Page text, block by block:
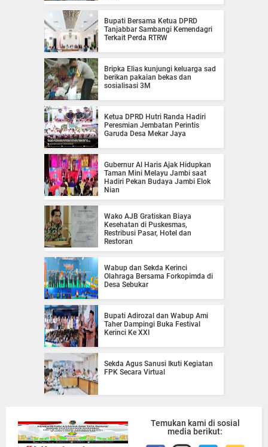
Bupati Bersama Ketua DPRD
Tanjabbar Sambangi Kemendagri
Terkait Perda RTRW
Bripka Elias kunjungi keluarga sad
berikan pakaian bekas dan
sosialisasi 3M
Ketua DPRD Hutri Randa Hadiri
Peresmian Jembatan Perintis
Garuda Desa Mekar Jaya
Gubernur Al Haris Ajak Hidupkan
Taman Mini Melayu Jambi saat
Hadiri Pekan Budaya Jambi Elok
Nian
Wako AJB Gratiskan Biaya
Kesehatan di Puskesmas,
Restribusi Pasar, Hotel dan
Restoran
Wabup dan Sekda Kerinci
Olahraga Bersama Forkopimda di
Desa Sebukar
Bupati Adirozal dan Wabup Ami
Taher Dampingi Buka Festival
Kerinci Ke XXI
Sekda Agus Sanusi Ikuti Kegiatan
FPK Secara Virtual
Temukan kami di sosial
media berikut: